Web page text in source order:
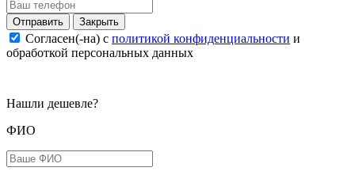
Закрыть
Согласен(-на) c политикой конфиденциальности и
обработкой персональных данных
Нашли дешевле?
ФИО